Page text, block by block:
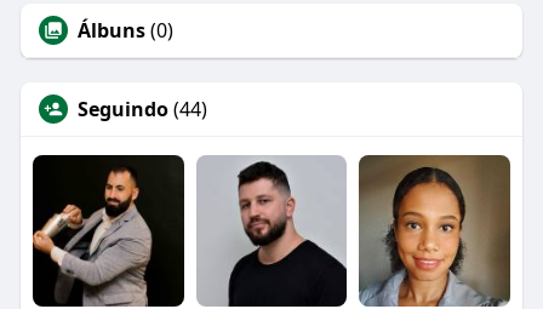
Álbuns(0)
Seguindo(44)